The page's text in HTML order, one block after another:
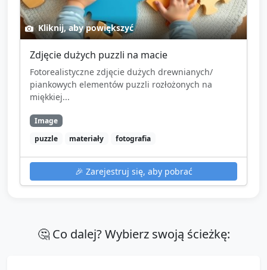
Kliknij, aby powiększyć
Zdjęcie dużych puzzli na macie
Fotorealistyczne zdjęcie dużych drewnianych/
piankowych elementów puzzli rozłożonych na
miękkiej...
Image
puzzle
materiały fotografia
🎉 Zarejestruj się, aby pobrać
🤔 Co dalej? Wybierz swoją ścieżkę: